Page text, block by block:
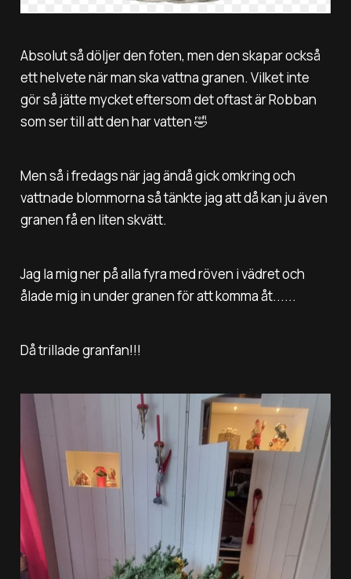
Absolut så döljer den foten, men den skapar också
ett helvete när man ska vattna granen. Vilket inte
gör så jätte mycket eftersom det oftast är Robban
som ser till att den har vatten 🤣
Men så i fredags när jag ändå gick omkring och
vattnade blommorna så tänkte jag att då kan ju även
granen få en liten skvätt.
Jag la mig ner på alla fyra med röven i vädret och
ålade mig in under granen för att komma åt......
Då trillade granfan!!!